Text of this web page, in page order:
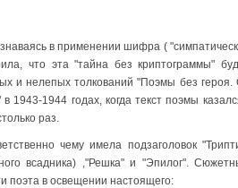
в применении шифра (
что эта "тайна без криптограммы"
и нелепых толкований "Поэмы без героя.
1943-1944 годах, когда текст поэмы
раз.
чему имела подзаголовок
всадника) ,"Решка" и "Эпилог".
поэта в освещении настоящего: